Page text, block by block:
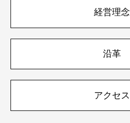
経営理念
沿革
アクセス